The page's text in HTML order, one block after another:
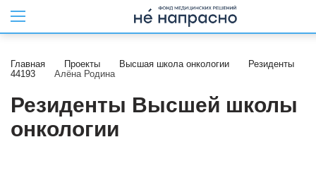
Главная Проекты Высшая школа онкологии
Резиденты
44193
Алёна Родина
Резиденты Высшей школы
онкологии